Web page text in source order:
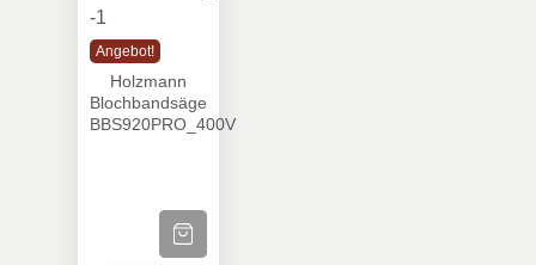
Angebot! Holzmann Blochbandsäge
Holzmann
Blochbandsäge
BBS920PRO_400V
ZUM PRODUKT